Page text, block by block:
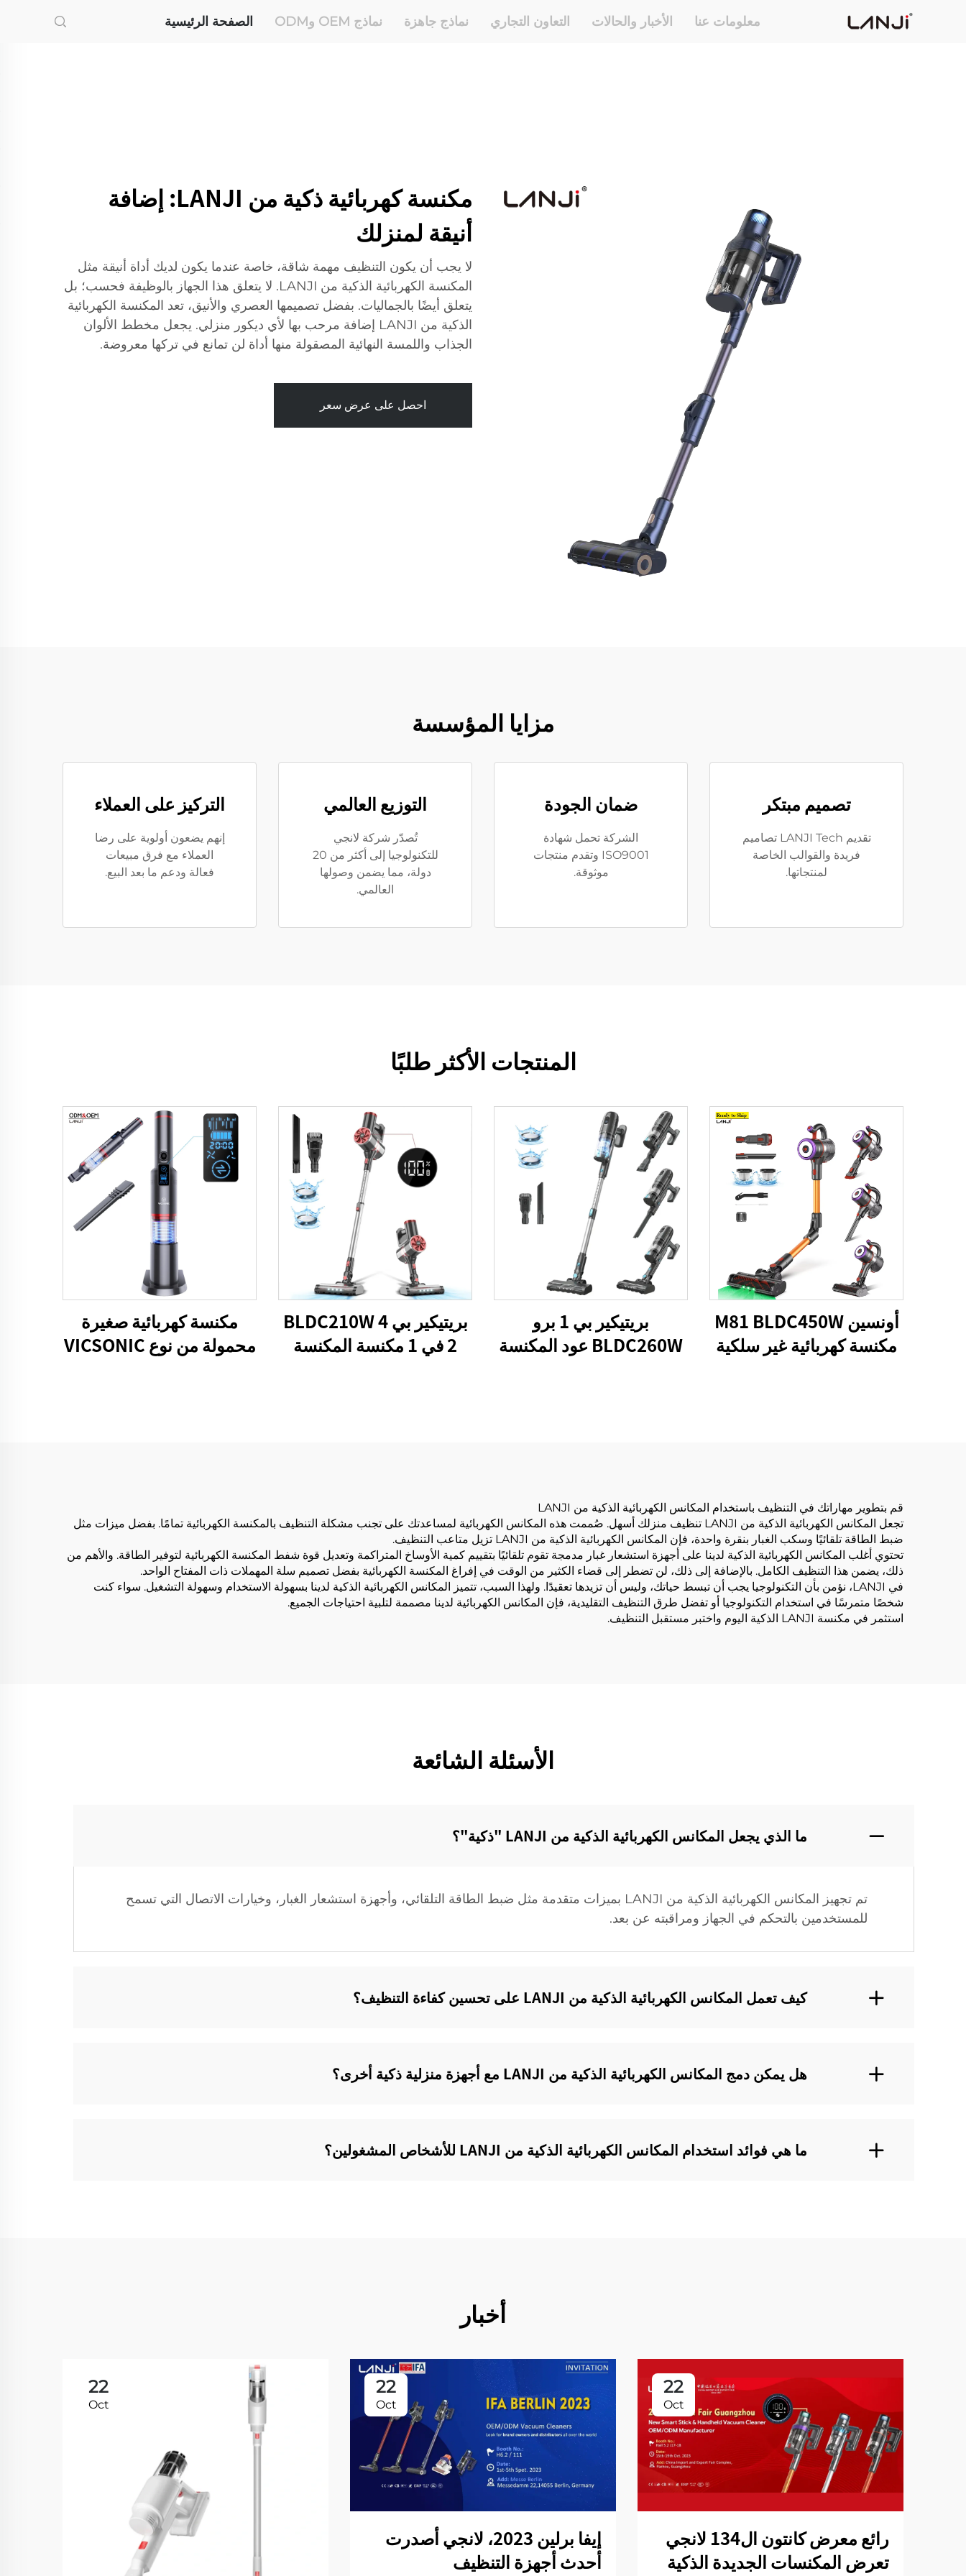
الصفحة الرئيسية نماذج OEM وODM نماذج جاهزة التعاون التجاري الأخبار والحالات معلومات عنا
مكنسة كهربائية ذكية من LANJI: إضافة
أنيقة لمنزلك
لا يجب أن يكون التنظيف مهمة شاقة، خاصة عندما يكون لديك أداة أنيقة مثل
المكنسة الكهربائية الذكية من LANJI. لا يتعلق هذا الجهاز بالوظيفة فحسب؛ بل
يتعلق أيضًا بالجماليات. بفضل تصميمها العصري والأنيق، تعد المكنسة الكهربائية
الذكية من LANJI إضافة مرحب بها لأي ديكور منزلي. يجعل مخطط الألوان
الجذاب واللمسة النهائية المصقولة منها أداة لن تمانع في تركها معروضة.
احصل على عرض سعر
مزايا المؤسسة
تصميم مبتكر
تقديم LANJI Tech تصاميم
فريدة والقوالب الخاصة
لمنتجاتها.
ضمان الجودة
الشركة تحمل شهادة
ISO9001 وتقدم منتجات
موثوقة.
التوزيع العالمي
تُصدّر شركة لانجي
للتكنولوجيا إلى أكثر من 20
دولة، مما يضمن وصولها
العالمي.
التركيز على العملاء
إنهم يضعون أولوية على رضا
العملاء مع فرق مبيعات
فعالة ودعم ما بعد البيع.
المنتجات الأكثر طلبًا
أونسين M81 BLDC450W
مكنسة كهربائية غير سلكية
بريتيكير بي 1 برو
BLDC260W عود المكنسة
بريتيكير بي 4 BLDC210W
2 في 1 مكنسة المكنسة
مكنسة كهربائية صغيرة
محمولة من نوع VICSONIC
قم بتطوير مهاراتك في التنظيف باستخدام المكانس الكهربائية الذكية من LANJI
تجعل المكانس الكهربائية الذكية من LANJI تنظيف منزلك أسهل. صُممت هذه المكانس الكهربائية لمساعدتك على تجنب مشكلة التنظيف بالمكنسة الكهربائية تمامًا. بفضل ميزات مثل
ضبط الطاقة تلقائيًا وسكب الغبار بنقرة واحدة، فإن المكانس الكهربائية الذكية من LANJI تزيل متاعب التنظيف.
تحتوي أغلب المكانس الكهربائية الذكية لدينا على أجهزة استشعار غبار مدمجة تقوم تلقائيًا بتقييم كمية الأوساخ المتراكمة وتعديل قوة شفط المكنسة الكهربائية لتوفير الطاقة. والأهم من
ذلك، يضمن هذا التنظيف الكامل. بالإضافة إلى ذلك، لن تضطر إلى قضاء الكثير من الوقت في إفراغ المكنسة الكهربائية بفضل تصميم سلة المهملات ذات المفتاح الواحد.
في LANJI، نؤمن بأن التكنولوجيا يجب أن تبسط حياتك، وليس أن تزيدها تعقيدًا. ولهذا السبب، تتميز المكانس الكهربائية الذكية لدينا بسهولة الاستخدام وسهولة التشغيل. سواء كنت
شخصًا متمرسًا في استخدام التكنولوجيا أو تفضل طرق التنظيف التقليدية، فإن المكانس الكهربائية لدينا مصممة لتلبية احتياجات الجميع.
استثمر في مكنسة LANJI الذكية اليوم واختبر مستقبل التنظيف.
الأسئلة الشائعة
ما الذي يجعل المكانس الكهربائية الذكية من LANJI "ذكية"؟‌
تم تجهيز المكانس الكهربائية الذكية من LANJI بميزات متقدمة مثل ضبط الطاقة التلقائي، وأجهزة استشعار الغبار، وخيارات الاتصال التي تسمح
للمستخدمين بالتحكم في الجهاز ومراقبته عن بعد.
كيف تعمل المكانس الكهربائية الذكية من LANJI على تحسين كفاءة التنظيف؟‌
هل يمكن دمج المكانس الكهربائية الذكية من LANJI مع أجهزة منزلية ذكية أخرى؟
ما هي فوائد استخدام المكانس الكهربائية الذكية من LANJI للأشخاص المشغولين؟‌
أخبار
22
Oct
رائع معرض كانتون ال134 لانجي
تعرض المكنسات الجديدة الذكية
22
Oct
إيفا برلين 2023، لانجي أصدرت
أحدث أجهزة التنظيف
22
Oct